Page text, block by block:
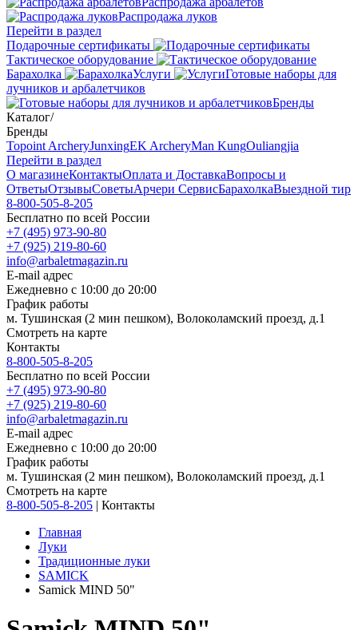
Распродажа луков
Перейти в раздел
Подарочные сертификаты
Тактическое оборудование
Барахолка
Услуги
Готовые наборы для
лучников и арбалетчиков
Бренды
Каталог/
Бренды
Topoint ArcheryJunxingEK ArcheryMan KungOuliangjia
Перейти в раздел
О магазинеКонтактыОплата и ДоставкаВопросы и
ОтветыОтзывыСоветыАрчери СервисБарахолкаВыездной тир
8-800-505-8-205
Бесплатно по всей России
+7 (495) 973-90-80
+7 (925) 219-80-60
info@arbaletmagazin.ru
E-mail адрес
Ежедневно с 10:00 до 20:00
График работы
м. Тушинская (2 мин пешком), Волоколамский проезд, д.1
Смотреть на карте
Контакты
8-800-505-8-205
Бесплатно по всей России
+7 (495) 973-90-80
+7 (925) 219-80-60
info@arbaletmagazin.ru
E-mail адрес
Ежедневно с 10:00 до 20:00
График работы
м. Тушинская (2 мин пешком), Волоколамский проезд, д.1
Смотреть на карте
8-800-505-8-205 | Контакты
Главная
Луки
Традиционные луки
SAMICK
Samick MIND 50"